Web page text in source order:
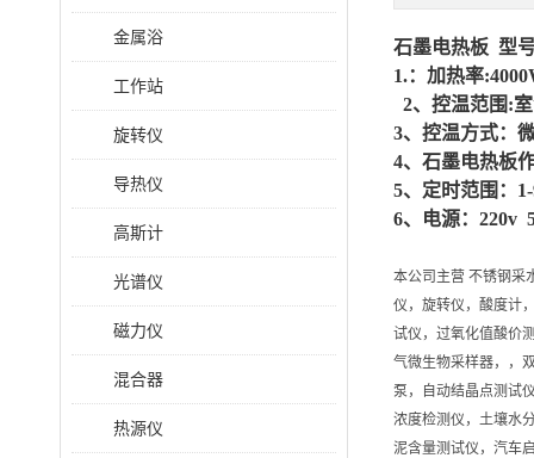
金属浴
工作站
旋转仪
导热仪
高斯计
光谱仪
磁力仪
混合器
热源仪
石墨电热板 型
1.：加热率
2、控温范围:
3、控温方式：
4、 石墨电热板
5、定时范围：
6、电源：220v
本公司主营 不锈钢采
仪，旋转仪，酸度计
试仪，过氧化值酸价
气微生物采样器，，
泵，自动结晶点测试
浓度检测仪，土壤水
泥含量测试仪，汽车